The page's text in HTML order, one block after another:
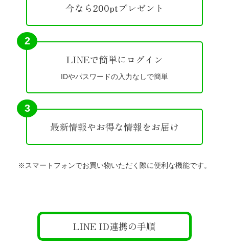
今なら200ptプレゼント
2
LINEで簡単にログイン
IDやパスワードの入力なしで簡単
3
最新情報やお得な情報をお届け
※スマートフォンでお買い物いただく際に便利な機能です。
LINE ID連携の手順